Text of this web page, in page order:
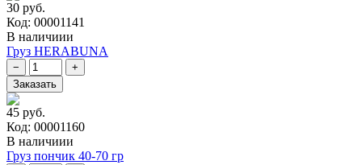
30 руб.
Код: 00001141
В наличиии
Груз HERABUNA
45 руб.
Код: 00001160
В наличиии
Груз пончик 40-70 гр